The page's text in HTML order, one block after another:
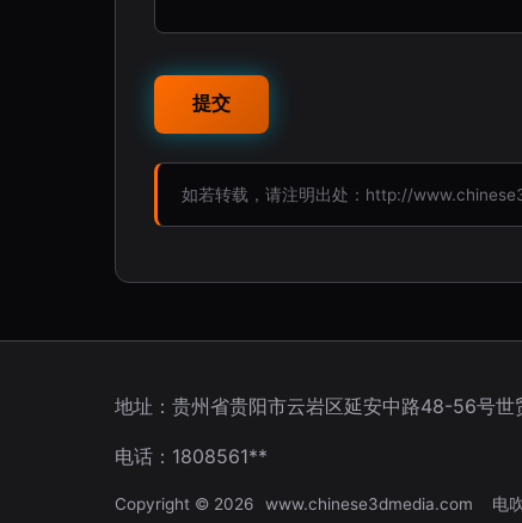
如若转载，请注明出处：http://
地址：贵州省贵阳市云岩区延安中路48-56号世
电话：1808561**
Copyright © 2026 www.chinese3dmedia.com 电